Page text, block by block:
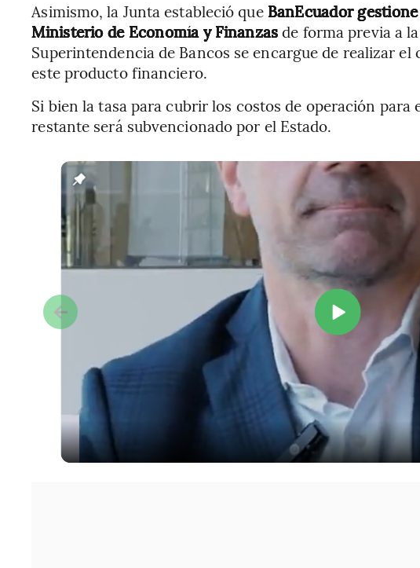
Asimismo, la Junta estableció que BanEcuador
Ministerio de Economía y Finanzasde forma previa a
Superintendencia de Bancos se encargue de realizar
este producto financiero.
Si bien la tasa para cubrir los costos de operación para
restante será subvencionado por el Estado.